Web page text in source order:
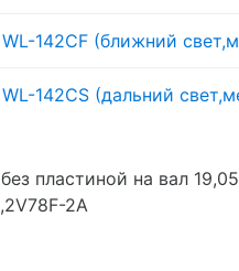
142CF (ближний
142CS (дальний
пластиной на вал
2A